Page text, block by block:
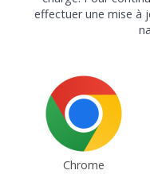
effectuer une mise à
Chrome